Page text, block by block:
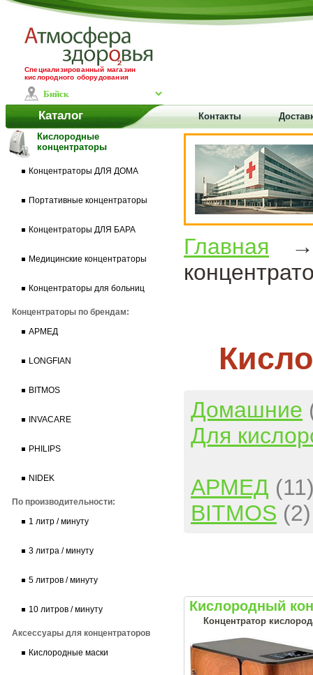
Специализированный магазин
кислородного оборудования
Каталог Контакты
Кислородные
концентраторы
Концентраторы ДЛЯ ДОМА
Портативные концентраторы
Концентраторы ДЛЯ БАРА
Медицинские концентраторы
Концентраторы для больниц
Концентраторы по брендам:
АРМЕД
LONGFIAN
BITMOS
INVACARE
PHILIPS
NIDEK
По производительности:
1 литр / минуту
3 литра / минуту
5 литров / минуту
10 литров / минуту
Аксессуары для концентраторов
Кислородные маски
Главная
Домашние
Для
АРМЕД
BITMOS (2)
Кислородный
Концентратор